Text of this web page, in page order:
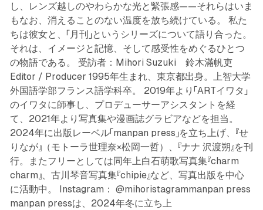
し、レンズ越しのやわらかな光と緊張感——それらはいま
もなお、消えることのない温度を放ち続けている。 私た
ちは彼女と、「月刊」というシリーズについて語り合った。
それは、イメージと記憶、そして感受性をめぐるひとつ
の物語である。 受訪者：Mihori Suzuki 鈴木滿帆吏
Editor / Producer 1995年生まれ、東京都出身。上智大学
外国語学部フランス語学科卒。 2019年より「ARTイワタ」
のイワタに師事し、プロデューサーアシスタントを経
て、2021年より写真集や漫画誌グラビアなどを担当。
2024年に出版レーベル「manpan press」を立ち上げ、『せ
りなが』（モトーラ世理奈×松岡一哲）、『ナナ 沢渡朔』を刊
行。またフリーとしては同年上白石萌歌写真集『charm
charm』、古川琴音写真集『chipie』など、写真出版を中心
に活動中。 Instagram： @mihoristagrammanpan press
manpan pressは、2024年冬に立ち上